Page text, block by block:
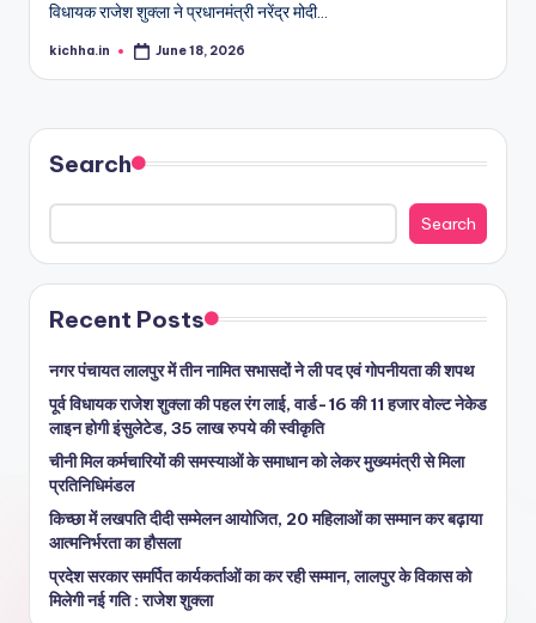
विधायक राजेश शुक्ला ने प्रधानमंत्री नरेंद्र मोदी…
kichha.in June 18, 2026
Search
Search
Recent Posts
नगर पंचायत लालपुर में तीन नामित सभासदों ने ली पद एवं गोपनीयता की शपथ
पूर्व विधायक राजेश शुक्ला की पहल रंग लाई, वार्ड-16 की 11 हजार वोल्ट नेकेड
लाइन होगी इंसुलेटेड, 35 लाख रुपये की स्वीकृति
चीनी मिल कर्मचारियों की समस्याओं के समाधान को लेकर मुख्यमंत्री से मिला
प्रतिनिधिमंडल
किच्छा में लखपति दीदी सम्मेलन आयोजित, 20 महिलाओं का सम्मान कर बढ़ाया
आत्मनिर्भरता का हौसला
प्रदेश सरकार समर्पित कार्यकर्ताओं का कर रही सम्मान, लालपुर के विकास को
मिलेगी नई गति : राजेश शुक्ला